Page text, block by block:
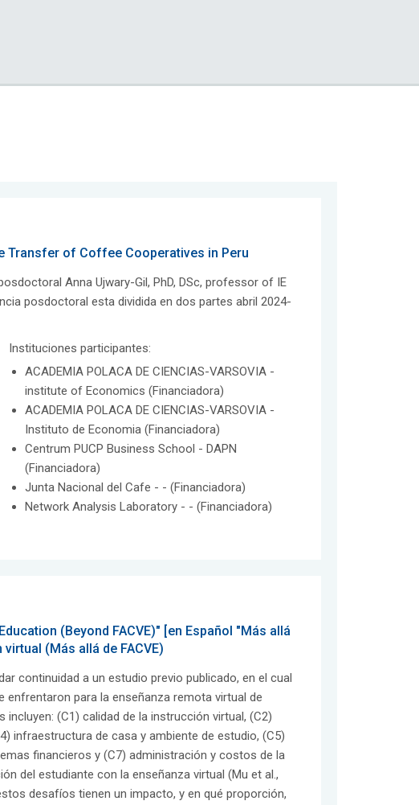
Transfer of Coffee Cooperatives in Peru
Anna Ujwary-Gil, PhD, DSc, professor of IE
posdoctoral esta dividida en dos partes abril 2024-
Instituciones participantes:
ACADEMIA POLACA DE CIENCIAS-VARSOVIA -
institute of Economics (Financiadora)
ACADEMIA POLACA DE CIENCIAS-VARSOVIA -
Instituto de Economia (Financiadora)
Centrum PUCP Business School - DAPN
(Financiadora)
Junta Nacional del Cafe - - (Financiadora)
Network Analysis Laboratory - - (Financiadora)
(Beyond FACVE)" [en Español "Más allá
(Más allá de FACVE)
continuidad a un estudio previo publicado, en el cual
para la enseñanza remota virtual de
(C1) calidad de la instrucción virtual, (C2)
infraestructura de casa y ambiente de estudio, (C5)
financieros y (C7) administración y costos de la
del estudiante con la enseñanza virtual (Mu et al.,
desafíos tienen un impacto, y en qué proporción,